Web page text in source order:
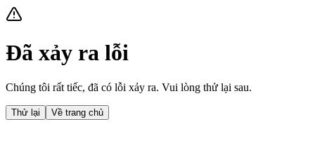
Đã xảy ra lỗi
Chúng tôi rất tiếc, đã có lỗi xảy ra. Vui lòng thử lại sau.
Thử lại Về trang chủ